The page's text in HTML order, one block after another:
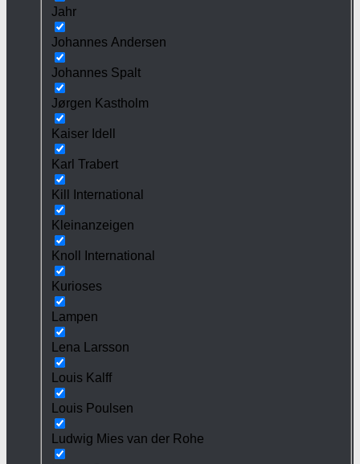
Jahr
Johannes Andersen
Johannes Spalt
Jørgen Kastholm
Kaiser Idell
Karl Trabert
Kill International
Kleinanzeigen
Knoll International
Kurioses
Lampen
Lena Larsson
Louis Kalff
Louis Poulsen
Ludwig Mies van der Rohe